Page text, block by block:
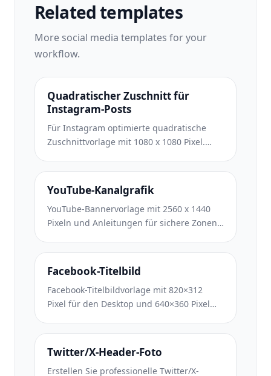
Related templates
More social media templates for your
workflow.
Quadratischer Zuschnitt für
Instagram-Posts
Für Instagram optimierte quadratische
Zuschnittvorlage mit 1080 x 1080 Pixel.
scharfe Details, die im Feed hervorstechen.
YouTube-Kanalgrafik
YouTube-Bannervorlage mit 2560 x 1440
Pixeln und Anleitungen für sichere Zonen.
Erstellerfotos, gerätespezifisches Layout
und markenkonsistente Kanalgrafiken.
Facebook-Titelbild
Facebook-Titelbildvorlage mit 820×312
Pixel für den Desktop und 640×360 Pixel
Markenbilder mit geeigneten sicheren
Zonen für die Überlappung von
Profilbildern und die Platzierung von CTA-
Buttons.
Twitter/X-Header-Foto
Erstellen Sie professionelle Twitter/X-